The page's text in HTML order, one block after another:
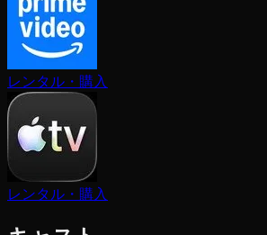
レンタル・購入
レンタル・購入